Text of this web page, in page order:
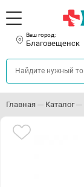
Ваш город:
Благовещенск
Главная Каталог